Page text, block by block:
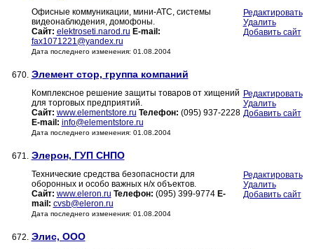
Офисные коммуникации, мини-АТС, системы
видеонаблюдения, домофоны.
Сайт: elektroseti.narod.ru E-mail:
fax1071221@yandex.ru
Дата последнего изменения: 01.08.2004
Редактировать
Удалить
Добавить сайт
670. Элемент стор, группа компаний
Комплексное решение защиты товаров от хищений
для торговых предприятий.
Сайт: www.elementstore.ru Телефон: (095) 937-2228
E-mail: info@elementstore.ru
Дата последнего изменения: 01.08.2004
Редактировать
Удалить
Добавить сайт
671. Элерон, ГУП СНПО
Технические средства безопасности для
оборонных и особо важных н/х объектов.
Сайт: www.eleron.ru Телефон: (095) 399-9774 E-
mail: cvsb@eleron.ru
Дата последнего изменения: 01.08.2004
Редактировать
Удалить
Добавить сайт
672. Элис, ООО